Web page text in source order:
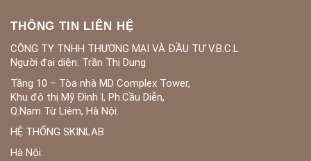
THÔNG TIN LIÊN HỆ
CÔNG TY TNHH THƯƠNG MẠI VÀ ĐẦU TƯ V.B.C.L
Người đại diện: Trần Thị Dung
Tầng 10 – Tòa nhà MD Complex Tower,
Khu đô thị Mỹ Đình I, Ph.Cầu Diễn,
Q.Nam Từ Liêm, Hà Nội.
HỆ THỐNG SKINLAB
Hà Nội: